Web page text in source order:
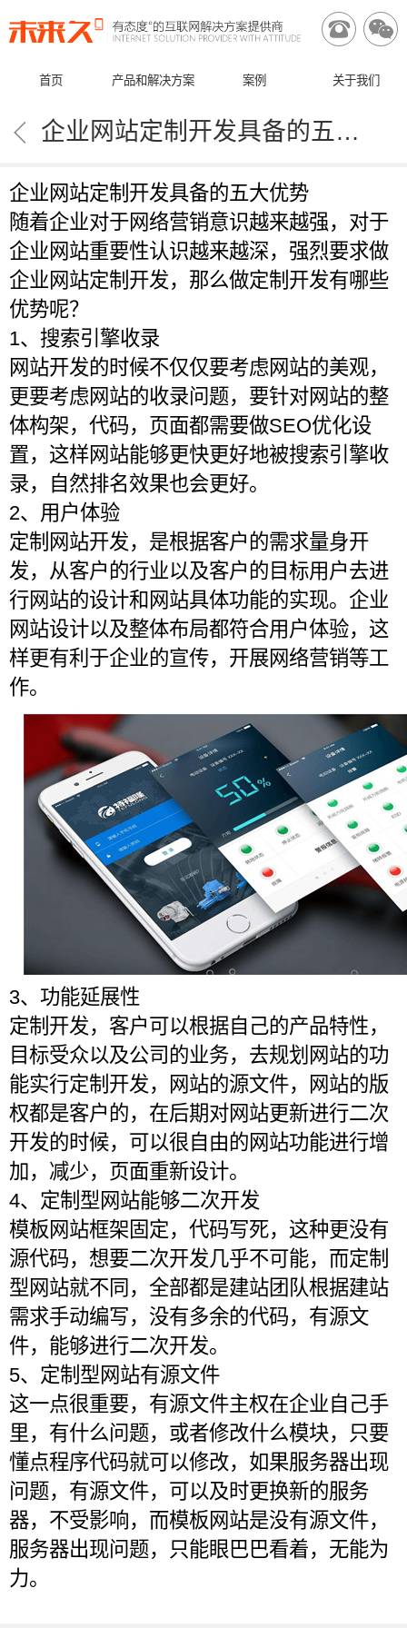
 
首页 产品和解决方案 案例 关于我们
 企业网站定制开发具备的五大优势
企业网站定制开发具备的五大优势
随着企业对于网络营销意识越来越强，对于
企业网站重要性认识越来越深，强烈要求做
企业网站定制开发，那么做定制开发有哪些
优势呢？
1、搜索引擎收录
网站开发的时候不仅仅要考虑网站的美观，
更要考虑网站的收录问题，要针对网站的整
体构架，代码，页面都需要做SEO优化设
置，这样网站能够更快更好地被搜索引擎收
录，自然排名效果也会更好。
2、用户体验
定制网站开发，是根据客户的需求量身开
发，从客户的行业以及客户的目标用户去进
行网站的设计和网站具体功能的实现。企业
网站设计以及整体布局都符合用户体验，这
样更有利于企业的宣传，开展网络营销等工
作。
3、功能延展性
定制开发，客户可以根据自己的产品特性，
目标受众以及公司的业务，去规划网站的功
能实行定制开发，网站的源文件，网站的版
权都是客户的，在后期对网站更新进行二次
开发的时候，可以很自由的网站功能进行增
加，减少，页面重新设计。
4、定制型网站能够二次开发
模板网站框架固定，代码写死，这种更没有
源代码，想要二次开发几乎不可能，而定制
型网站就不同，全部都是建站团队根据建站
需求手动编写，没有多余的代码，有源文
件，能够进行二次开发。
5、定制型网站有源文件
这一点很重要，有源文件主权在企业自己手
里，有什么问题，或者修改什么模块，只要
懂点程序代码就可以修改，如果服务器出现
问题，有源文件，可以及时更换新的服务
器，不受影响，而模板网站是没有源文件，
服务器出现问题，只能眼巴巴看着，无能为
力。